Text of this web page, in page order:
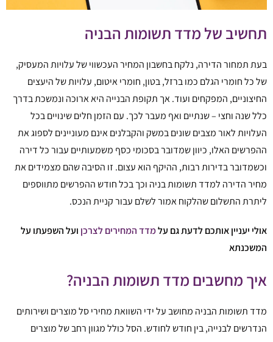
תחשיב של מדד תשומות הבניה
בעת תמחור הדירה, נלקח בחשבון המחיר העכשווי של עלויות המעסיק,
של כל חומרי הגלם כמו ברזל, בטון, חומרי איטום, עלויות של היעצים
החיצוניים, המפקחים ועוד. אך תקופת הבנייה היא ארוכה ונמשכת בדרך
כלל שנה וחצי – שנתיים ואף מעבר לכך. עם הזמן חלים שינויים בכל
העלויות לאור מצבים שונים במשק והקבלנים אינם מעוניינים לספוג את
ההפרשים האלו, כיוון שמדובר בסכומי כסף משמעותיים עבור כל דירה
וכשמדובר בדירות רבות, ההיקף הוא עצום. זו הסיבה שהם מצמידים את
מחיר הדירה למדד תשומות בניה וכך בכל חודש ההפרשים מתווספים
ליתרת התשלום שהלקוח אמור לשלם עבור קניית הנכס.
אולי יעניין אותכם לדעת גם עלמדד המחירים לצרכן ועל השפעתו על
המשכנתא
איך מחשבים מדד תשומות הבניה?
מדד תשומות הבניה מחושב על ידי השוואת מחירי סל מוצרים ושירותים
הנדרשים לבנייה, בין חודש לחודש. הסל כולל מגוון רחב של מוצרים